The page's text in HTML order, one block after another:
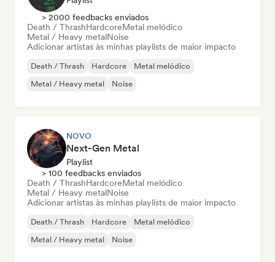
> 2000 feedbacks enviados
Death / ThrashHardcoreMetal melódico
Metal / Heavy metalNoise
Adicionar artistas às minhas playlists de maior impacto
Death / Thrash Hardcore
Metal melódico
Metal / Heavy metal
Noise
NOVO
Next-Gen Metal
Playlist
> 100 feedbacks enviados
Death / ThrashHardcoreMetal melódico
Metal / Heavy metalNoise
Adicionar artistas às minhas playlists de maior impacto
Death / Thrash Hardcore
Metal melódico
Metal / Heavy metal
Noise